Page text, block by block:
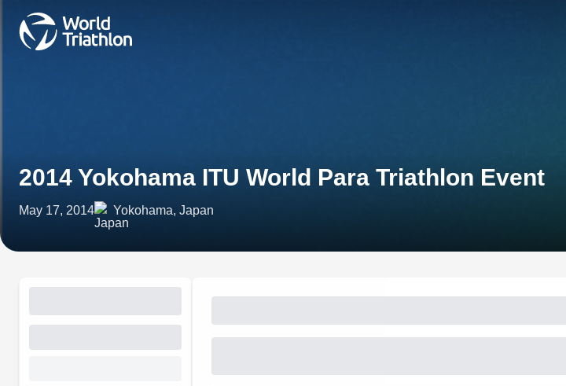
2014 Yokohama ITU World Para Triathlon Event
May 17, 2014 Yokohama, Japan